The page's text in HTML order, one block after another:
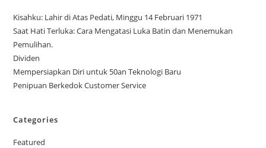
Kisahku: Lahir di Atas Pedati, Minggu 14 Februari 1971
Saat Hati Terluka: Cara Mengatasi Luka Batin dan Menemukan
Pemulihan.
Dividen
Mempersiapkan Diri untuk 50an Teknologi Baru
Penipuan Berkedok Customer Service
Categories
Featured